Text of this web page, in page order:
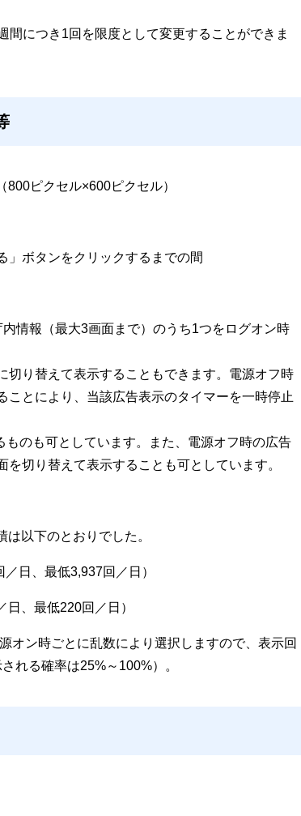
間につき1回を限度として変更することができま
ピクセル×600ピクセル）
」ボタンをクリックするまでの間
情報（最大3画面まで）のうち1つをログオン時
切り替えて表示することもできます。電源オフ時
ことにより、当該広告表示のタイマーを一時停止
のも可としています。また、電源オフ時の広告
切り替えて表示することも可としています。
以下のとおりでした。
日、最低3,937回／日）
、最低220回／日）
オン時ごとに乱数により選択しますので、表示回
れる確率は25%～100%）。